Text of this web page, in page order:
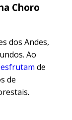
Choro
dos Andes,
Ao
de
de